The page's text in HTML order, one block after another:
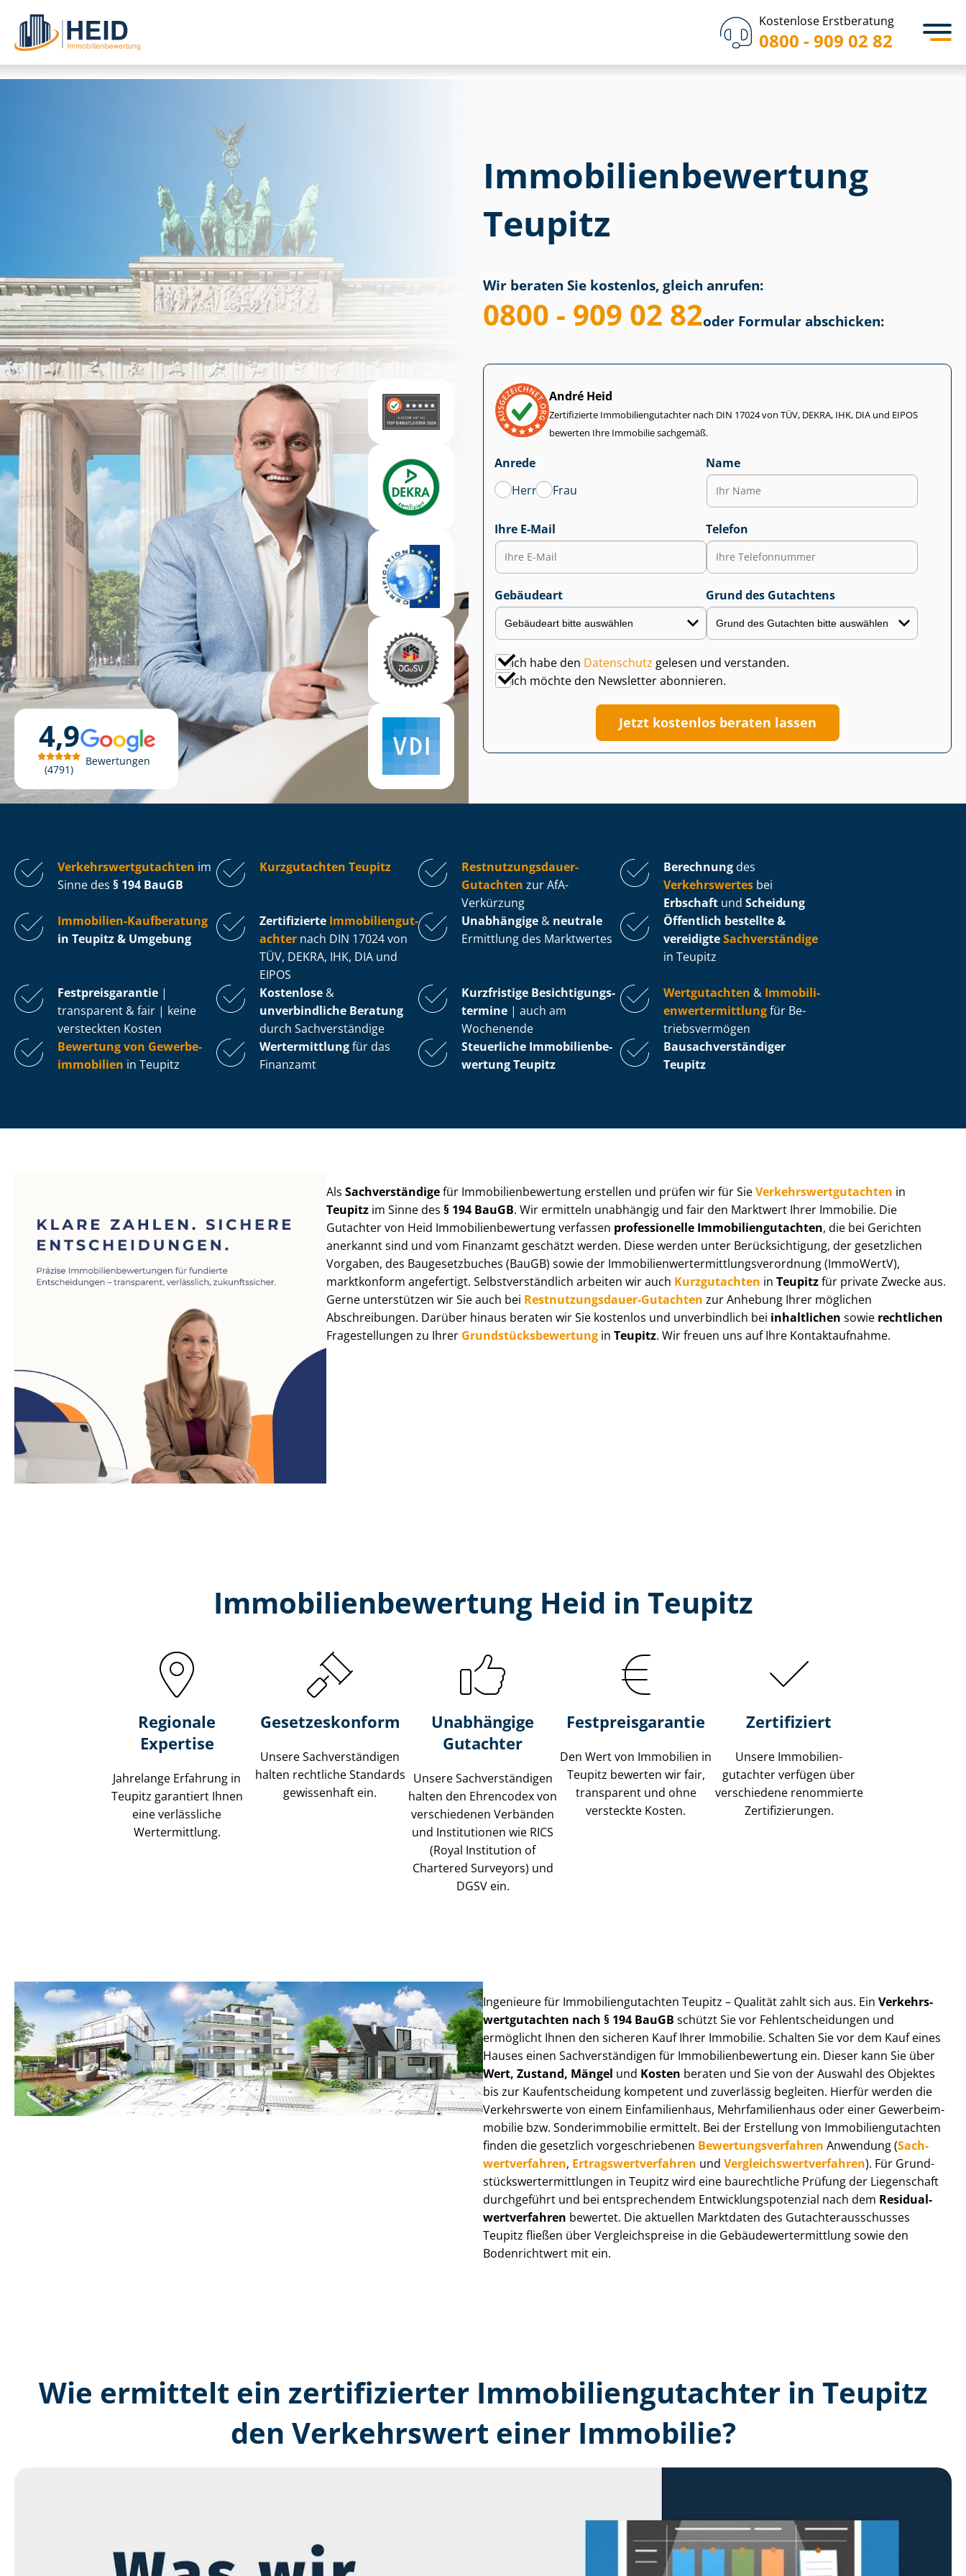
Kostenlose Erstberatung
0800 - 909 02 82
4,9
4791
Bewertungen
Immobilien­bewertung
Teupitz
Wir beraten Sie kostenlos, gleich anrufen:
0800 - 909 02 82oder Formular abschicken:
André Heid
Zertifizierte Im­mo­bi­li­en­gut­ach­ter nach DIN 17024 von TÜV, DEKRA, IHK, DIA und EIPOS
bewerten Ihre Immobilie sachgemäß.
Anrede
Herr
Frau
Name
Ihre E-Mail Telefon
Gebäudeart Grund des Gutachtens
Ich habe den Datenschutz gelesen und verstanden.
Ich möchte den Newsletter abonnieren.
Jetzt kostenlos beraten lassen
Ver­kehrs­wert­gut­ach­ten im
Sinne des § 194 BauGB
Kurzgutachten Teupitz
Rest­nut­zungs­dau­er-
Gutachten zur AfA-
Verkürzung
Berechnung des
Verkehrswertes bei
Erbschaft und Scheidung
Immobilien-Kaufberatung
in Teupitz & Umgebung
Zertifizierte Im­mo­bi­li­en­gut­
ach­ter nach DIN 17024 von
TÜV, DEKRA, IHK, DIA und
EIPOS
Unabhängige & neutrale
Ermittlung des Marktwertes
Öffentlich bestellte &
vereidigteSachverständige
in Teupitz
Fest­preis­ga­ran­tie |
transparent & fair | keine
versteckten Kosten
Kostenlose &
unverbindliche Beratung
durch Sachverständige
Kurzfristige Be­sich­ti­gungs­
ter­mi­ne | auch am
Wochenende
Wertgutachten & Im­mo­bi­li­
en­wert­ermitt­lungfür Be­
triebs­ver­mö­gen
Bewertung von Ge­wer­be­
im­mo­bi­li­en in Teupitz
Wertermittlungfür das
Finanzamt
Steuerliche Im­mo­bi­li­en­be­
wer­tungTeupitz
Bau­sach­ver­stän­di­ger
Teupitz
AlsSachverständigefür Im­mo­bi­li­en­be­wer­tung erstellen und prüfen wir für SieVer­kehrs­wert­gut­ach­ten in
Teupitz im Sinne des§ 194 BauGB. Wir ermitteln unabhängig und fair den Marktwert Ihrer Immobilie. Die
Gutachter von Heid Im­mo­bi­li­en­be­wer­tung verfassen professionelle Im­mo­bi­li­en­gut­ach­ten, die bei Gerichten
anerkannt sind und vom Finanzamt geschätzt werden. Diese werden unter Be­rück­sich­ti­gung, der gesetzlichen
Vorgaben, des Baugesetzbuches (BauGB) sowie der Im­mo­bi­li­en­wert­ermitt­lungs­ver­ord­nung (ImmoWertV),
marktkonform angefertigt. Selbst­ver­ständ­lich arbeiten wir auch Kurzgutachten in Teupitzfür private Zwecke aus.
Gerne unterstützen wir Sie auch bei Rest­nut­zungs­dau­er-Gutachten zur Anhebung Ihrer möglichen
Abschreibungen. Darüber hinaus beraten wir Sie kostenlos und unverbindlich bei inhaltlichen sowie rechtlichen
Fragestellungen zu Ihrer Grund­stücks­be­wer­tung inTeupitz. Wir freuen uns auf Ihre Kontaktaufnahme.
Immobilien­bewertung Heid in Teupitz
Regionale
Expertise
Jahrelange Erfahrung in
Teupitz garantiert Ihnen
eine verlässliche
Wertermittlung.
Gesetzes­konform
Unsere Sach­ver­stän­di­gen
halten rechtliche Standards
gewissenhaft ein.
Unabhängige
Gutachter
Unsere Sach­ver­stän­di­gen
halten den Ehrencodex von
verschiedenen Verbänden
und Institutionen wie RICS
(Royal Institution of
Chartered Surveyors) und
DGSV ein.
Festpreis​garantie
Den Wert von Immobilien in
Teupitz bewerten wir fair,
transparent und ohne
versteckte Kosten.
Zertifiziert
Unsere Immobilien­
gutachter verfügen über
verschiedene renommierte
Zer­ti­fi­zie­run­gen.
Ingenieure für Im­mo­bi­li­en­gut­ach­ten Teupitz – Qualität zahlt sich aus. Ein Ver­kehrs­
wert­gut­ach­ten nach § 194 BauGB schützt Sie vor Fehl­ent­schei­dun­gen und
ermöglicht Ihnen den sicheren Kauf Ihrer Immobilie. Schalten Sie vor dem Kauf eines
Hauses einen Sach­ver­stän­di­gen für Im­mo­bi­li­en­be­wer­tung ein. Dieser kann Sie über
Wert, Zustand, Mängel und Kosten beraten und Sie von der Auswahl des Objektes
bis zur Kauf­ent­schei­dung kompetent und zuverlässig begleiten. Hierfür werden die
Verkehrswerte von einem Einfamilienhaus, Mehr­fa­mi­li­en­haus oder einer Ge­wer­be­im­
mo­bi­lie bzw. Sonderimmobilie ermittelt. Bei der Erstellung von Im­mo­bi­li­en­gut­ach­ten
finden die gesetzlich vor­ge­schrie­be­nen Be­wer­tungs­ver­fah­ren Anwendung (Sach­
wert­ver­fah­ren, Er­trags­wert­ver­fah­ren und Ver­gleichs­wert­ver­fah­ren). Für Grund­
stücks­wert­ermitt­lun­gen in Teupitz wird eine baurechtliche Prüfung der Liegenschaft
durchgeführt und bei entsprechendem Ent­wick­lungs­po­ten­zi­al nach dem Re­si­du­al­
wert­ver­fah­ren bewertet. Die aktuellen Marktdaten des Gut­ach­ter­aus­schus­ses
Teupitz fließen über Ver­gleichs­prei­se in die Ge­bäu­de­wert­ermitt­lung sowie den
Bodenrichtwert mit ein.
Wie ermittelt ein zertifizierter Immobilien­gutachter in Teupitz
den Verkehrswert einer Immobilie?